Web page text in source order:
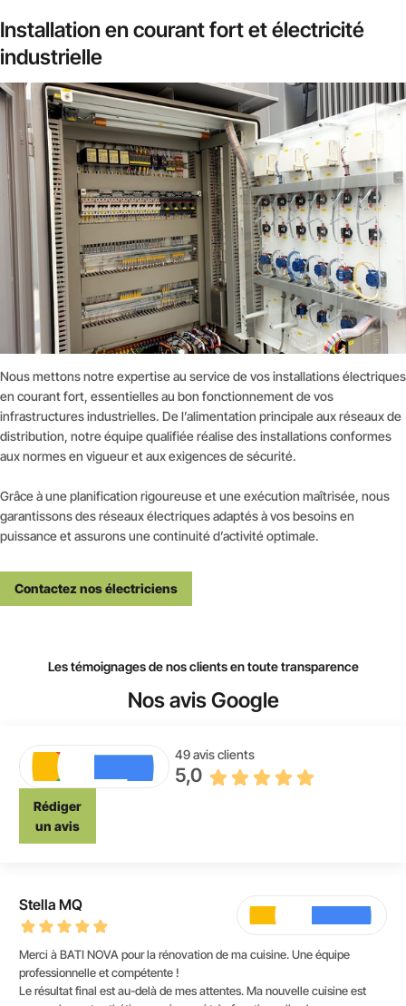
Installation en courant fort et électricité
industrielle
Nous mettons notre expertise au service de vos installations électriques
en courant fort, essentielles au bon fonctionnement de vos
infrastructures industrielles. De l’alimentation principale aux réseaux de
distribution, notre équipe qualifiée réalise des installations conformes
aux normes en vigueur et aux exigences de sécurité.
Grâce à une planification rigoureuse et une exécution maîtrisée, nous
garantissons des réseaux électriques adaptés à vos besoins en
puissance et assurons une continuité d’activité optimale.
Contactez nos électriciens
Nos avis Google
Les témoignages de nos clients en toute transparence
5,0
49 avis clients
Rédiger
un avis
Stella MQ
Merci à BATI NOVA pour la rénovation de ma cuisine. Une équipe
professionnelle et compétente !
Le résultat final est au-delà de mes attentes. Ma nouvelle cuisine est